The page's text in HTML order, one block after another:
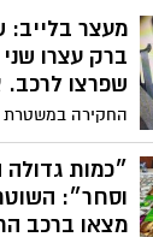
בכמות גדולה
לקחו הימור
הימורים
בלשי משטרת בני
הימורים במתחם
וכסף מזומן בסך 14,290 ש"ח
שוטרי תחנת
תפסו פורץ
בשווי 28 אלף ש״ח